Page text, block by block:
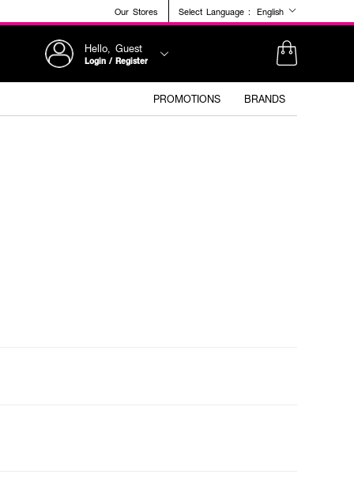
Our Stores Select Language : English
Hello, Guest
Login / Register
PROMOTIONS BRANDS